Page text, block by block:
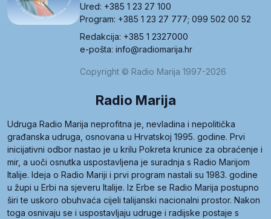
Ured: +385 1 23 27 100
Program: +385 1 23 27 777; 099 502 00 52
Redakcija: +385 1 2327000
e-pošta: info@radiomarija.hr
Copyright © Radio Marija 1997-2026
Radio Marija
Udruga Radio Marija neprofitna je, nevladina i nepolitička
građanska udruga, osnovana u Hrvatskoj 1995. godine. Prvi
inicijativni odbor nastao je u krilu Pokreta krunice za obraćenje i
mir, a uoči osnutka uspostavljena je suradnja s Radio Marijom
Italije. Ideja o Radio Mariji i prvi program nastali su 1983. godine
u župi u Erbi na sjeveru Italije. Iz Erbe se Radio Marija postupno
širi te uskoro obuhvaća cijeli talijanski nacionalni prostor. Nakon
toga osnivaju se i uspostavljaju udruge i radijske postaje s